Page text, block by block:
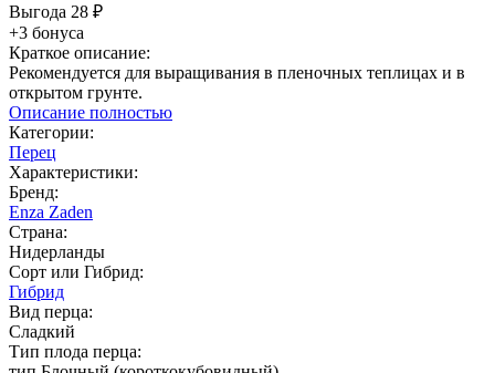
Выгода 28 ₽
+3 бонуса
Краткое описание:
Рекомендуется для выращивания в пленочных теплицах и в
открытом грунте.
Описание полностью
Категории:
Перец
Характеристики:
Бренд:
Enza Zaden
Страна:
Нидерланды
Сорт или Гибрид:
Гибрид
Вид перца:
Сладкий
Тип плода перца: